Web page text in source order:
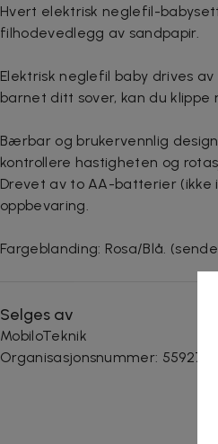
Hvert elektrisk neglefil-
filhodevedlegg av sandpapir.
Elektrisk neglefil baby drives
barnet ditt sover, kan du
Bærbar og brukervennlig
kontrollere hastigheten og
Drevet av to AA-batterier
oppbevaring.
Fargeblanding: Rosa/Blå.
Selges av
MobiloTeknik
Organisasjonsnummer: